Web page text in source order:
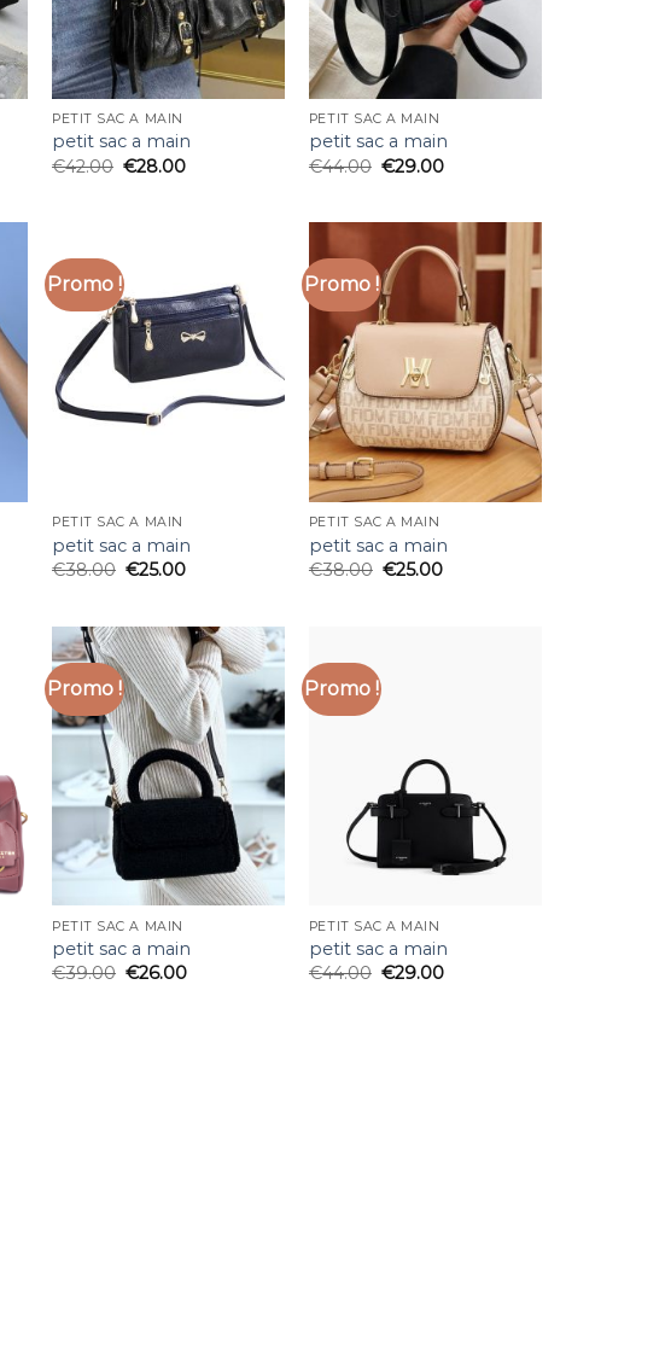
PETIT SAC A MAIN
petit sac a main
€42.00 €28.00
PETIT SAC A MAIN
petit sac a main
€44.00 €29.00
Promo !
PETIT SAC A MAIN
petit sac a main
€38.00 €25.00
Promo !
PETIT SAC A MAIN
petit sac a main
€38.00 €25.00
Promo !
PETIT SAC A MAIN
petit sac a main
€39.00 €26.00
Promo !
PETIT SAC A MAIN
petit sac a main
€44.00 €29.00